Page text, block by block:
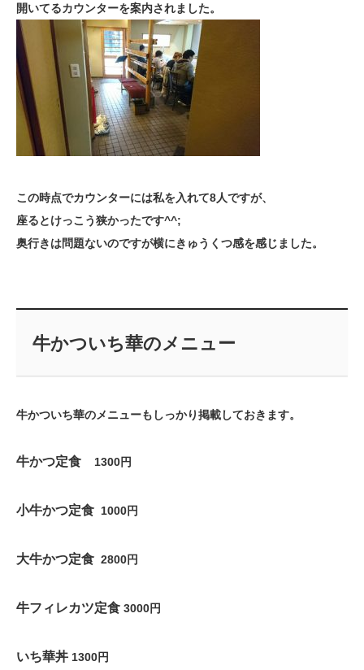
開いてるカウンターを案内されました。
この時点でカウンターには私を入れて8人ですが、
座るとけっこう狭かったです^^;
奥行きは問題ないのですが横にきゅうくつ感を感じました。
牛かついち華のメニュー
牛かついち華のメニューもしっかり掲載しておきます。
牛かつ定食 1300円
小牛かつ定食 1000円
大牛かつ定食 2800円
牛フィレカツ定食 3000円
いち華丼 1300円